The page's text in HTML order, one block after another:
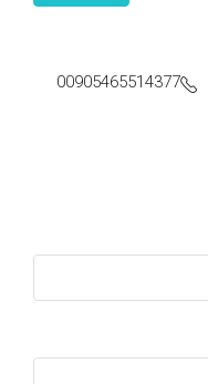
00905465514377